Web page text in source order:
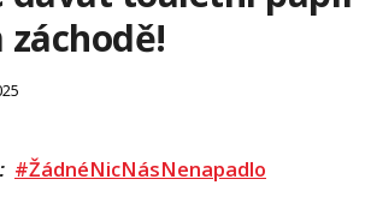
#ŽádnéNicNásNenapadlo